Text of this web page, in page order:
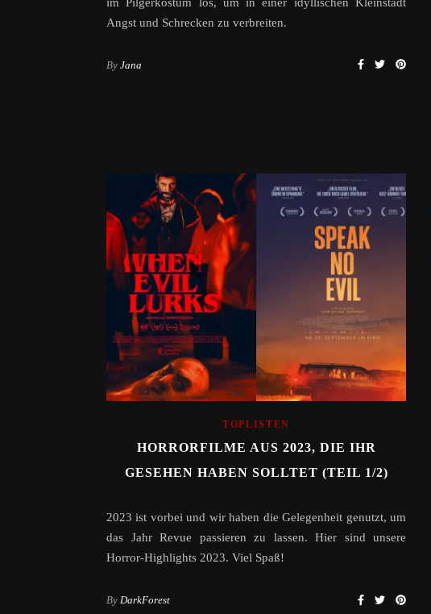
Angst und Schrecken zu verbreiten.
By Jana
TOPLISTEN
HORRORFILME AUS 2023, DIE IHR
GESEHEN HABEN SOLLTET (TEIL 1/2)
2023 ist vorbei und wir haben die Gelegenheit genutzt, um
das Jahr Revue passieren zu lassen. Hier sind unsere
Horror-Highlights 2023. Viel Spaß!
By DarkForest